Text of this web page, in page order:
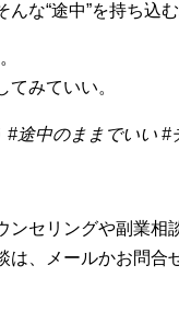
な“途中”を持ち込む
みていい。
#途中のままでいい #
ンセリングや副業相
は、メールかお問合